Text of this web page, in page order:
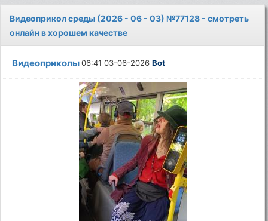
Видеоприкол среды (2026 - 06 - 03) №77128 - смотреть
онлайн в хорошем качестве
Видеоприколы06:41 03-06-2026Bot